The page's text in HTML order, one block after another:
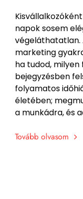
napok sosem
végeláthatatlan.
marketing
ha tudod,
bejegyzésben
folyamatos
életében;
a munkádra, és
Tovább olvasom